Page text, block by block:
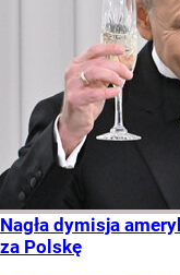
Nagła dymisja
za Polskę